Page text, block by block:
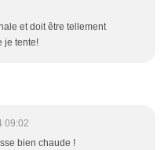
et doit être tellement
je tente!
09:02
bien chaude !